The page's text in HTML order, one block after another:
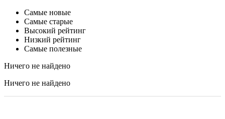
Самые новые
Самые старые
Высокий рейтинг
Низкий рейтинг
Самые полезные
Ничего не найдено
Ничего не найдено